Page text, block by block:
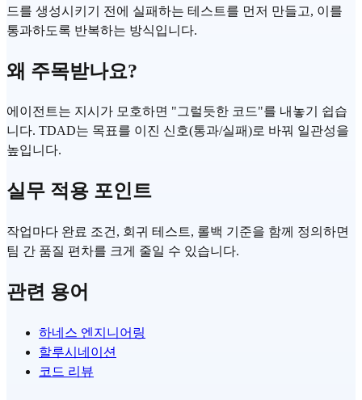
드를 생성시키기 전에 실패하는 테스트를 먼저 만들고, 이를
통과하도록 반복하는 방식입니다.
왜 주목받나요?
에이전트는 지시가 모호하면 "그럴듯한 코드"를 내놓기 쉽습
니다. TDAD는 목표를 이진 신호(통과/실패)로 바꿔 일관성을
높입니다.
실무 적용 포인트
작업마다 완료 조건, 회귀 테스트, 롤백 기준을 함께 정의하면
팀 간 품질 편차를 크게 줄일 수 있습니다.
관련 용어
하네스 엔지니어링
할루시네이션
코드 리뷰